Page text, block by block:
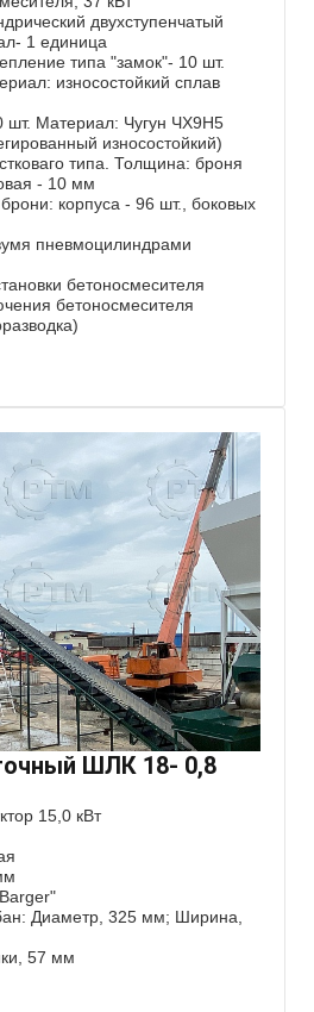
двухступенчатый
1 единица
типа "замок"- 10 шт.
износостойкий сплав
шт. Материал: Чугун ЧХ9Н5
износостойкий)
типа. Толщина: броня
- 10 мм
корпуса - 96 шт., боковых
пневмоцилиндрами
бетоносмесителя
бетоносмесителя
ШЛК 18- 0,8
15,0 кВт
Диаметр, 325 мм; Ширина,
57 мм